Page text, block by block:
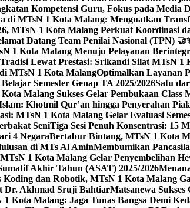
Kompetensi Guru, Fokus pada Media
di MTsN 1 Kota Malang: Menguatkan
MTsN 1 Kota Malang Perkuat Koordinasi
Datang Team Penilai Nasional (TPN)
1 Kota Malang Menuju Pelayanan
Lewat Prestasi: Srikandi Silat MTsN 1
MTsN 1 Kota MalangOptimalkan Layanan
Semester Genap TA 2025/2026Satu
Malang Sukses Gelar Pembukaan
Khotmil Qur’an hingga Penyerahan
MTsN 1 Kota Malang Gelar Evaluasi
SeniTiga Sesi Penuh Konsentrasi: 15
4 NegaraBertabur Bintang, MTsN 1 Kota
di MTs Al AminMembumikan
MTsN 1 Kota Malang Gelar Penyembelihan
Akhir Tahun (ASAT) 2025/2026
Koding dan Robotik, MTsN 1 Kota Malang
Dr. Akhmad Sruji BahtiarMatsanewa
Kota Malang: Jaga Tunas Bangsa Demi